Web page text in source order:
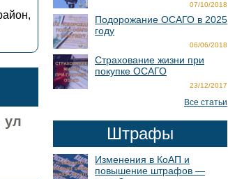
ул
07/10/2018
Подорожание ОСАГО в 2025
году
06/06/2018
Страхование жизни при
покупке ОСАГО
23/12/2017
Все статьи
Штрафы
Изменения в КоАП и
повышение штрафов —